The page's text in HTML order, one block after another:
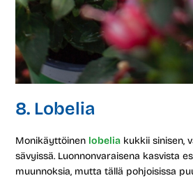
8. Lobelia
Monikäyttöinen lobelia kukkii sinisen,
sävyissä. Luonnonvaraisena kasvista
muunnoksia, mutta tällä pohjoisissa